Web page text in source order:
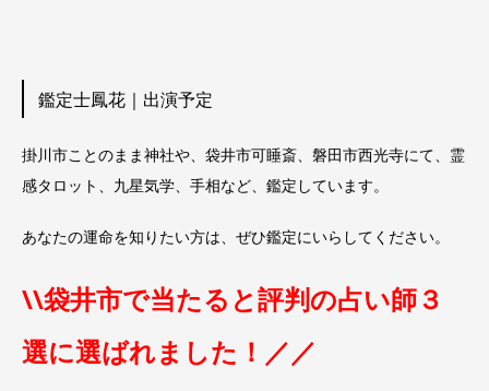
鑑定士鳳花｜出演予定
掛川市ことのまま神社や、袋井市可睡斎、磐田市西光寺にて、霊
感タロット、九星気学、手相など、鑑定しています。
あなたの運命を知りたい方は、ぜひ鑑定にいらしてください。
\\袋井市で当たると評判の占い師３
選に選ばれました！／／